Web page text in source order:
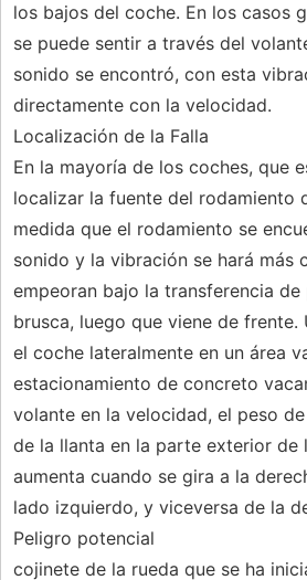
los bajos del coche. En los casos
se puede sentir a través del
sonido se encontró, con esta
directamente con la velocidad.
Localización de la Falla
En la mayoría de los coches, que
localizar la fuente del rodamiento
medida que el rodamiento se
sonido y la vibración se hará más
empeoran bajo la transferencia de
brusca, luego que viene de
el coche lateralmente en un área
estacionamiento de concreto
volante en la velocidad, el peso
de la llanta en la parte exterior de
aumenta cuando se gira a la
lado izquierdo, y viceversa de la
Peligro potencial
cojinete de la rueda que se ha